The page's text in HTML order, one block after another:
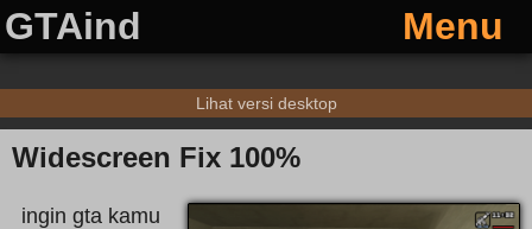
GTAind Menu
Lihat versi desktop
Widescreen Fix 100%
ingin gta kamu